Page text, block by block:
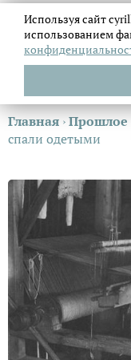
Главная ›Прошлое
спали одетыми
Используя сайт
использованием